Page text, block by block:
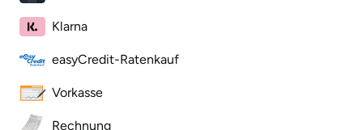
Klarna
easyCredit-Ratenkauf
Vorkasse
Rechnung